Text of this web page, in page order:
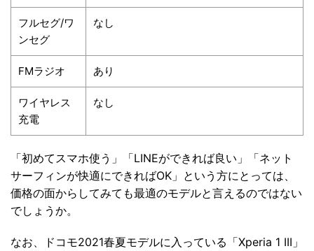
フルセグ/ワ
ンセグ
なし
FMラジオ あり
ワイヤレス
充電
なし
「初めてスマホ使う」「LINEができれば良い」「ネット
サーフィンが快適にできればOK」という方にとっては、
価格の面からしてみても最適のモデルと言えるのではない
でしょうか。
なお、ドコモ2021春夏モデルに入っている「Xperia 1 III」